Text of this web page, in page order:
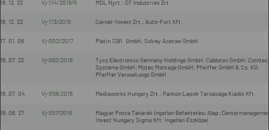
12. 23 Vj-114/2016/5 MOL Nyrt.; OT Industries Zrt.
12. 23 Vj-113/2016 Carnet-Invest Zrt.; Autó-Fort Kft.
01. 06 Vj-002/2017 Platin 1291. GmbH; Solvay Acetow GmbH
07. 22 Vj-062/2016
Tyco Electronics Germany Holdings GmbH; Cablotec GmbH; Comtec
Systeme GmbH; Motec Montage GmbH; Pfeiffer GmbH & Co. KG;
Pfeiffer Verwaltungs GmbH
07. 04 Vj-058/2016 Mediaworks Hungary Zrt.; Pannon Lapok Társasága Kiadói Kft.
06. 27 Vj-057/2016
Magyar Posta Takarék Ingatlan Befektetési Alap;
Invest Hungary Sigma Kft. Ingatlan Eszközei